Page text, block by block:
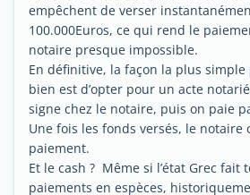
empêchent de verser
100.000Euros, ce qui rend le
notaire presque impossible.
En définitive, la façon la plus
bien est d’opter pour un acte
signe chez le notaire, puis on paie
Une fois les fonds versés, le notaire
paiement.
Et le cash ? Même si l’état Grec fait
paiements en espèces,